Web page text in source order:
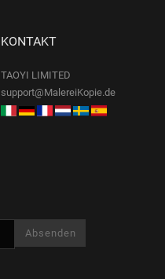
KONTAKT
TAOYI LIMITED
support@MalereiKopie.de